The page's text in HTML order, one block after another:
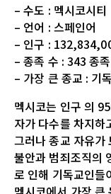
– 수도 : 멕시코시티
– 언어 : 스페인어
– 인구 :
– 종족 수 : 343 종족
– 가장 큰 종교 : 기
멕시코는 인구 의
자가 다수를 차지하
그러나 종교 자유가
불안과 범죄조직의
로 인해 기독교인들